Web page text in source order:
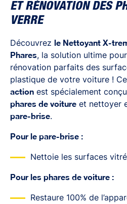
ET RÉNOVATION DES
VERRE
Découvrez le Nettoyant X-
Phares, la solution ultime
rénovation parfaits des
plastique de votre voiture !
action est spécialement
phares de voiture et nettoyer
pare-brise.
Pour le pare-brise :
Nettoie les surfaces
Pour les phares de voiture :
Restaure 100% de